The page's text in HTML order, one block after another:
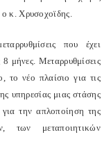
ο κ. Χρυσοχοϊδης.
που έχει
8 μήνες. Μεταρρυθμίσεις
το νέο πλαίσιο για τις
υπηρεσίας μιας στάσης
την απλοποίηση της
των μεταποιητικών